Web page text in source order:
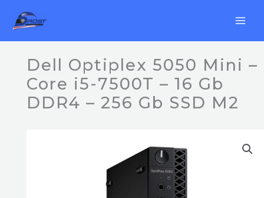
contenido
Dell Optiplex 5050 Mini –
Core i5-7500T – 16 Gb
DDR4 – 256 Gb SSD M2